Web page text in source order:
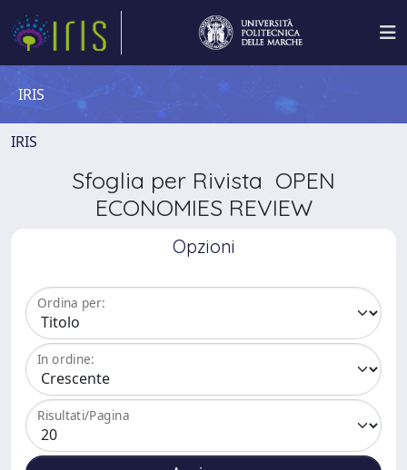
IRIS
IRIS
Sfoglia per Rivista OPEN
ECONOMIES REVIEW
Opzioni
Ordina per:
In ordine:
Risultati/Pagina